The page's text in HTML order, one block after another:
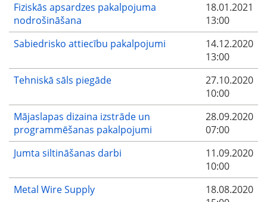
Fiziskās apsardzes pakalpojuma
nodrošināšana
18.01.2021
13:00
Sabiedrisko attiecību pakalpojumi
14.12.2020
13:00
Tehniskā sāls piegāde
27.10.2020
10:00
Mājaslapas dizaina izstrāde un
programmēšanas pakalpojumi
28.09.2020
07:00
Jumta siltināšanas darbi
11.09.2020
10:00
Metal Wire Supply
18.08.2020